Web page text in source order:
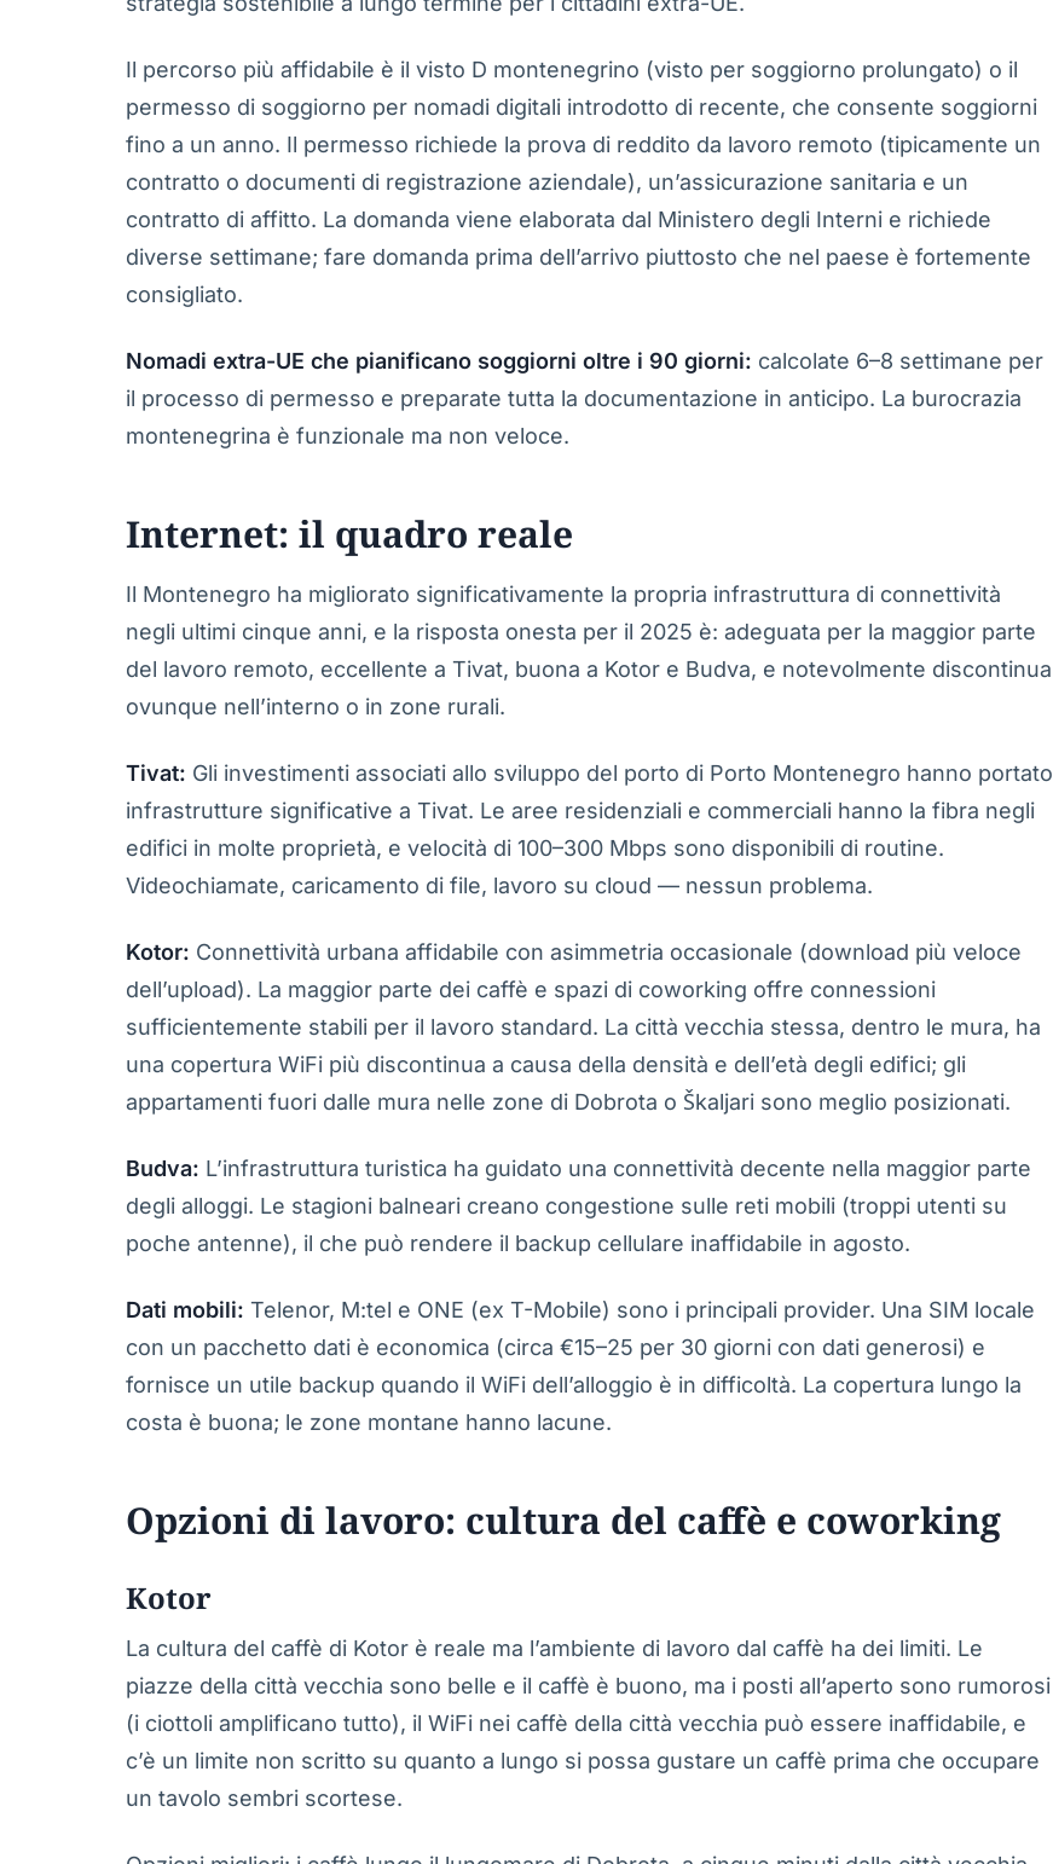
Il percorso più affidabile è il visto D montenegrino (visto per soggiorno prolungato) o il
permesso di soggiorno per nomadi digitali introdotto di recente, che consente soggiorni
fino a un anno. Il permesso richiede la prova di reddito da lavoro remoto (tipicamente un
contratto o documenti di registrazione aziendale), un’assicurazione sanitaria e un
contratto di affitto. La domanda viene elaborata dal Ministero degli Interni e richiede
diverse settimane; fare domanda prima dell’arrivo piuttosto che nel paese è fortemente
consigliato.
Nomadi extra-UE che pianificano soggiorni oltre i 90 giorni: calcolate 6–8 settimane per
il processo di permesso e preparate tutta la documentazione in anticipo. La burocrazia
montenegrina è funzionale ma non veloce.
Internet: il quadro reale
Il Montenegro ha migliorato significativamente la propria infrastruttura di connettività
negli ultimi cinque anni, e la risposta onesta per il 2025 è: adeguata per la maggior parte
del lavoro remoto, eccellente a Tivat, buona a Kotor e Budva, e notevolmente discontinua
ovunque nell’interno o in zone rurali.
Tivat: Gli investimenti associati allo sviluppo del porto di Porto Montenegro hanno portato
infrastrutture significative a Tivat. Le aree residenziali e commerciali hanno la fibra negli
edifici in molte proprietà, e velocità di 100–300 Mbps sono disponibili di routine.
Videochiamate, caricamento di file, lavoro su cloud — nessun problema.
Kotor: Connettività urbana affidabile con asimmetria occasionale (download più veloce
dell’upload). La maggior parte dei caffè e spazi di coworking offre connessioni
sufficientemente stabili per il lavoro standard. La città vecchia stessa, dentro le mura, ha
una copertura WiFi più discontinua a causa della densità e dell’età degli edifici; gli
appartamenti fuori dalle mura nelle zone di Dobrota o Škaljari sono meglio posizionati.
Budva: L’infrastruttura turistica ha guidato una connettività decente nella maggior parte
degli alloggi. Le stagioni balneari creano congestione sulle reti mobili (troppi utenti su
poche antenne), il che può rendere il backup cellulare inaffidabile in agosto.
Dati mobili: Telenor, M:tel e ONE (ex T-Mobile) sono i principali provider. Una SIM locale
con un pacchetto dati è economica (circa €15–25 per 30 giorni con dati generosi) e
fornisce un utile backup quando il WiFi dell’alloggio è in difficoltà. La copertura lungo la
costa è buona; le zone montane hanno lacune.
Opzioni di lavoro: cultura del caffè e coworking
Kotor
La cultura del caffè di Kotor è reale ma l’ambiente di lavoro dal caffè ha dei limiti. Le
piazze della città vecchia sono belle e il caffè è buono, ma i posti all’aperto sono rumorosi
(i ciottoli amplificano tutto), il WiFi nei caffè della città vecchia può essere inaffidabile, e
c’è un limite non scritto su quanto a lungo si possa gustare un caffè prima che occupare
un tavolo sembri scortese.